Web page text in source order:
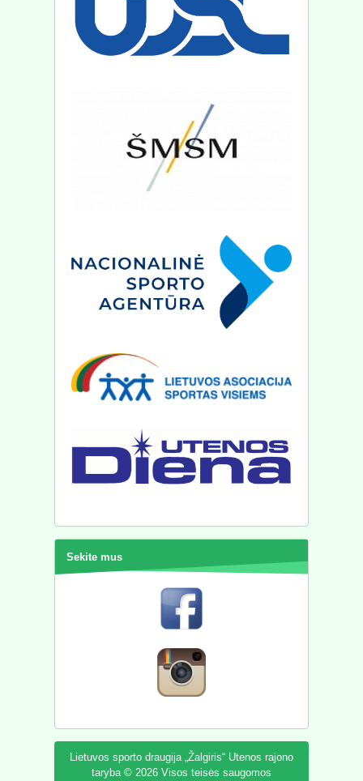
Sekite mus
Lietuvos sporto draugija „Žalgiris“ Utenos rajono
taryba © 2026 Visos teisės saugomos